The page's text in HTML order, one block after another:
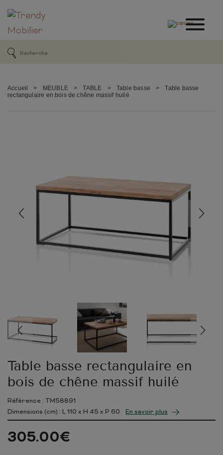
Accueil > MEUBLE > TABLE > Table basse >
Table basse
rectangulaire en bois de chêne massif huilé
Table basse rectangulaire en
bois de chêne massif huilé
Référence : TM58891
Dimensions (cm) : L110 x H 45 x P 60 En savoir plus
305.00€